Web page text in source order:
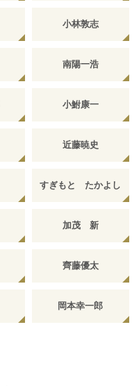
小林敦志
南陽一浩
小鮒康一
近藤暁史
すぎもと たかよし
加茂 新
齊藤優太
岡本幸一郎